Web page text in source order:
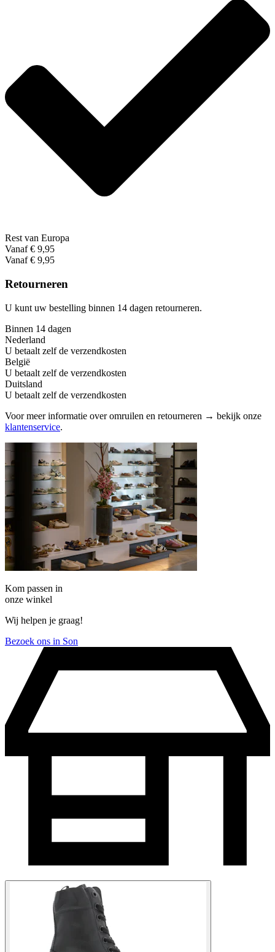
Rest van Europa
Vanaf € 9,95
Vanaf € 9,95
Retourneren
U kunt uw bestelling binnen 14 dagen retourneren.
Binnen 14 dagen
Nederland
U betaalt zelf de verzendkosten
België
U betaalt zelf de verzendkosten
Duitsland
U betaalt zelf de verzendkosten
Voor meer informatie over omruilen en retourneren → bekijk onze
klantenservice.
Kom passen in
onze winkel
Wij helpen je graag!
Bezoek ons in Son